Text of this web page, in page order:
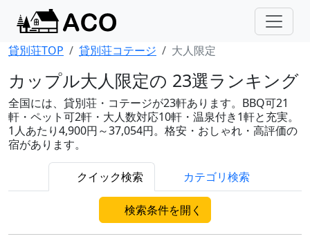
貸別荘TOP 貸別荘コテージ 大人限定
カップル大人限定の 23選ランキング
全国には、貸別荘・コテージが23軒あります。BBQ可21
軒・ペット可2軒・大人数対応10軒・温泉付き1軒と充実。
1人あたり4,900円～37,054円。格安・おしゃれ・高評価の
宿があります。
クイック検索 カテゴリ検索
検索条件を開く